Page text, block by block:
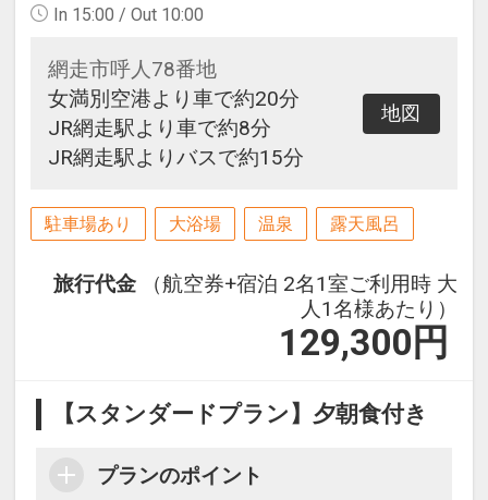
In 15:00 / Out 10:00
網走市呼人78番地
女満別空港より車で約20分
JR網走駅より車で約8分
JR網走駅よりバスで約15分
地図
駐車場あり 大浴場 温泉 露天風呂
旅行代金
（航空券+宿泊 2名1室ご利用時 大
人1名様あたり）
129,300 円
【スタンダードプラン】夕朝食付き
プランのポイント